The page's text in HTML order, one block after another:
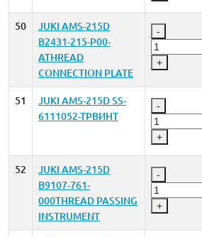
50
JUKI AMS-215D
B2431-215-P00-
ATHREAD
CONNECTION PLATE
-
+
51
JUKI AMS-215D SS-
6111052-TPВИНТ
-
+
52
JUKI AMS-215D
B9107-761-
000THREAD PASSING
INSTRUMENT
-
+